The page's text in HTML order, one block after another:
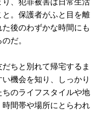
、犯罪被害は日常生活
。保護者がふと目を離
後のわずかな時間にも
だ。
ちと別れて帰宅するま
機会を知り、しっかり
のライフスタイルや地
間帯や場所にとらわれ